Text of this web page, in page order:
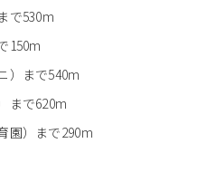
で530m
150m
）まで540m
まで620m
園）まで290m